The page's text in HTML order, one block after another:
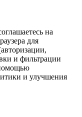
на
для
и фильтрации
и улучшения